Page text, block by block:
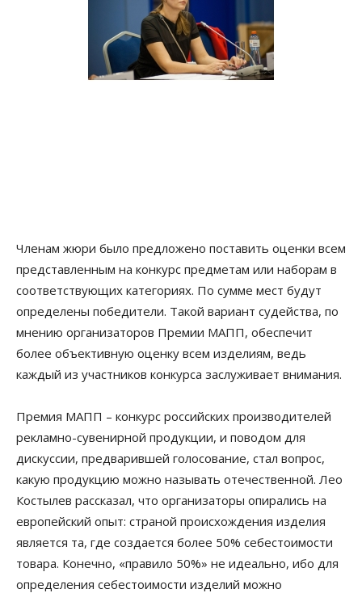
Членам жюри было предложено поставить оценки всем
представленным на конкурс предметам или наборам в
соответствующих категориях. По сумме мест будут
определены победители. Такой вариант судейства, по
мнению организаторов Премии МАПП, обеспечит
более объективную оценку всем изделиям, ведь
каждый из участников конкурса заслуживает внимания.
Премия МАПП – конкурс российских производителей
рекламно-сувенирной продукции, и поводом для
дискуссии, предварившей голосование, стал вопрос,
какую продукцию можно называть отечественной. Лео
Костылев рассказал, что организаторы опирались на
европейский опыт: страной происхождения изделия
является та, где создается более 50% себестоимости
товара. Конечно, «правило 50%» не идеально, ибо для
определения себестоимости изделий можно